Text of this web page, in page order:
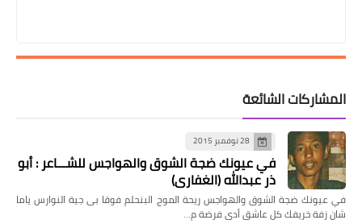
المشاركات الشائعة
28 نوفمبر 2015
في عيونك ضجة الشوق والهواجس للشـــاعر : أبو
ذر عبدالله (الغفاري)
في عيونك ضجة الشوق والهواجس ريحة الموج البنحلم فوقا بى جية النوارس ياما
شان زفة خريفك كل عاشق أدى فرضة م…